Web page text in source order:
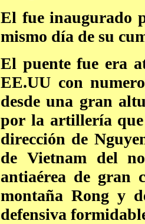
El fue inaugurado
mismo día de su
El puente fue era
EE.UU con
desde una gran
por la artillería que
dirección de
de Vietnam del
antiaérea de gran
montaña Rong y
defensiva